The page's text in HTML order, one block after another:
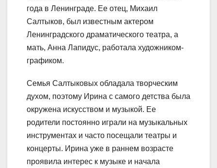
года в Ленинграде. Ее отец, Михаил
Салтыков, был известным актером
Ленинградского драматического театра, а
мать, Анна Лапидус, работала художником-
графиком.
Семья Салтыковых обладала творческим
духом, поэтому Ирина с самого детства была
окружена искусством и музыкой. Ее
родители постоянно играли на музыкальных
инструментах и часто посещали театры и
концерты. Ирина уже в раннем возрасте
проявила интерес к музыке и начала